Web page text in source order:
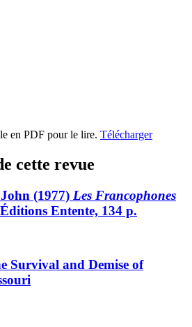
en PDF pour le lire. Télécharger
cette revue
(1977) Les Francophones
Entente, 134 p.
Survival and Demise of